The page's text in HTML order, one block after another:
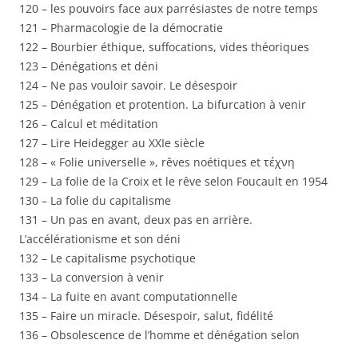
120 – les pouvoirs face aux parrésiastes de notre temps
121 – Pharmacologie de la démocratie
122 – Bourbier éthique, suffocations, vides théoriques
123 – Dénégations et déni
124 – Ne pas vouloir savoir. Le désespoir
125 – Dénégation et protention. La bifurcation à venir
126 – Calcul et méditation
127 – Lire Heidegger au XXIe siècle
128 – « Folie universelle », rêves noétiques et τέχνη
129 – La folie de la Croix et le rêve selon Foucault en 1954
130 – La folie du capitalisme
131 – Un pas en avant, deux pas en arrière.
L’accélérationisme et son déni
132 – Le capitalisme psychotique
133 – La conversion à venir
134 – La fuite en avant computationnelle
135 – Faire un miracle. Désespoir, salut, fidélité
136 – Obsolescence de l’homme et dénégation selon